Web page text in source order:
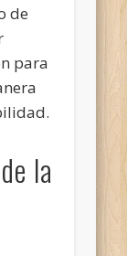
de
para
la